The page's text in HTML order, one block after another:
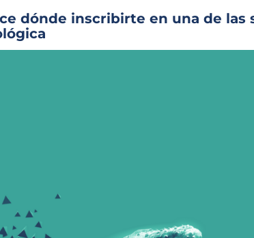
Podcast
dónde inscribirte en una de las